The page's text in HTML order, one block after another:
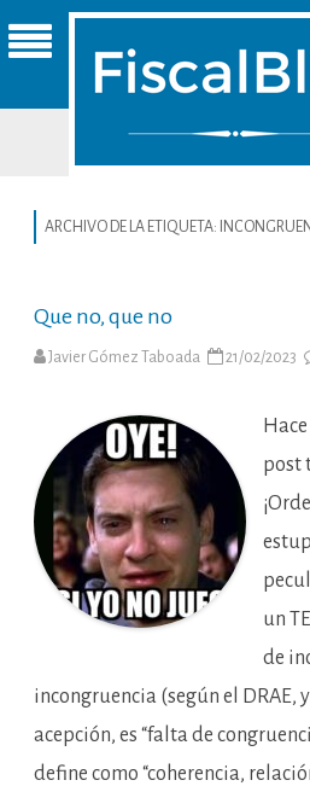
ARCHIVO DE LA ETIQUETA:
Que no, que no
Javier Gómez Taboada 21/02/2023
post
un
de
incongruencia (según el DRAE,
acepción, es “falta de
define como “coherencia,